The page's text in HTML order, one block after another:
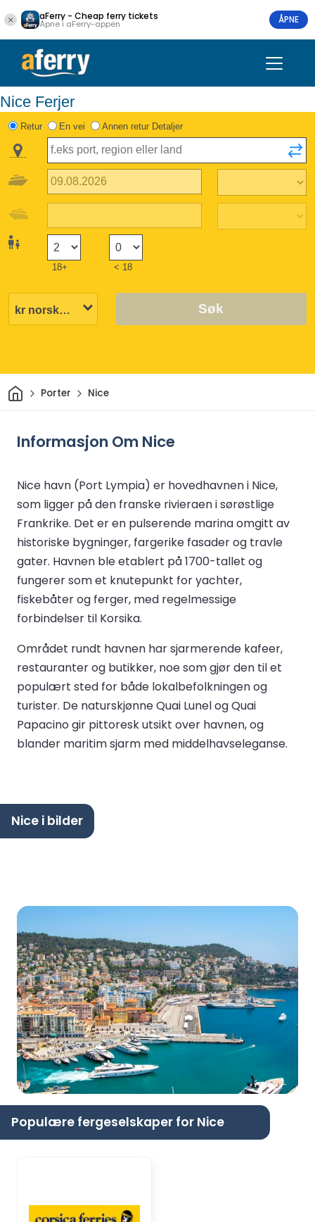
aFerry - Cheap ferry tickets
Åpne i aFerry-appen ÅPNE
Nice Ferjer
Retur En vei Annen retur Detaljer
18+ < 18
Søk
HjemPorter Nice
Informasjon Om Nice
Nice havn (Port Lympia) er hovedhavnen i Nice,
som ligger på den franske rivieraen i sørøstlige
Frankrike. Det er en pulserende marina omgitt av
historiske bygninger, fargerike fasader og travle
gater. Havnen ble etablert på 1700-tallet og
fungerer som et knutepunkt for yachter,
fiskebåter og ferger, med regelmessige
forbindelser til Korsika.
Området rundt havnen har sjarmerende kafeer,
restauranter og butikker, noe som gjør den til et
populært sted for både lokalbefolkningen og
turister. De naturskjønne Quai Lunel og Quai
Papacino gir pittoresk utsikt over havnen, og
blander maritim sjarm med middelhavseleganse.
Nice i bilder
Populære fergeselskaper for Nice